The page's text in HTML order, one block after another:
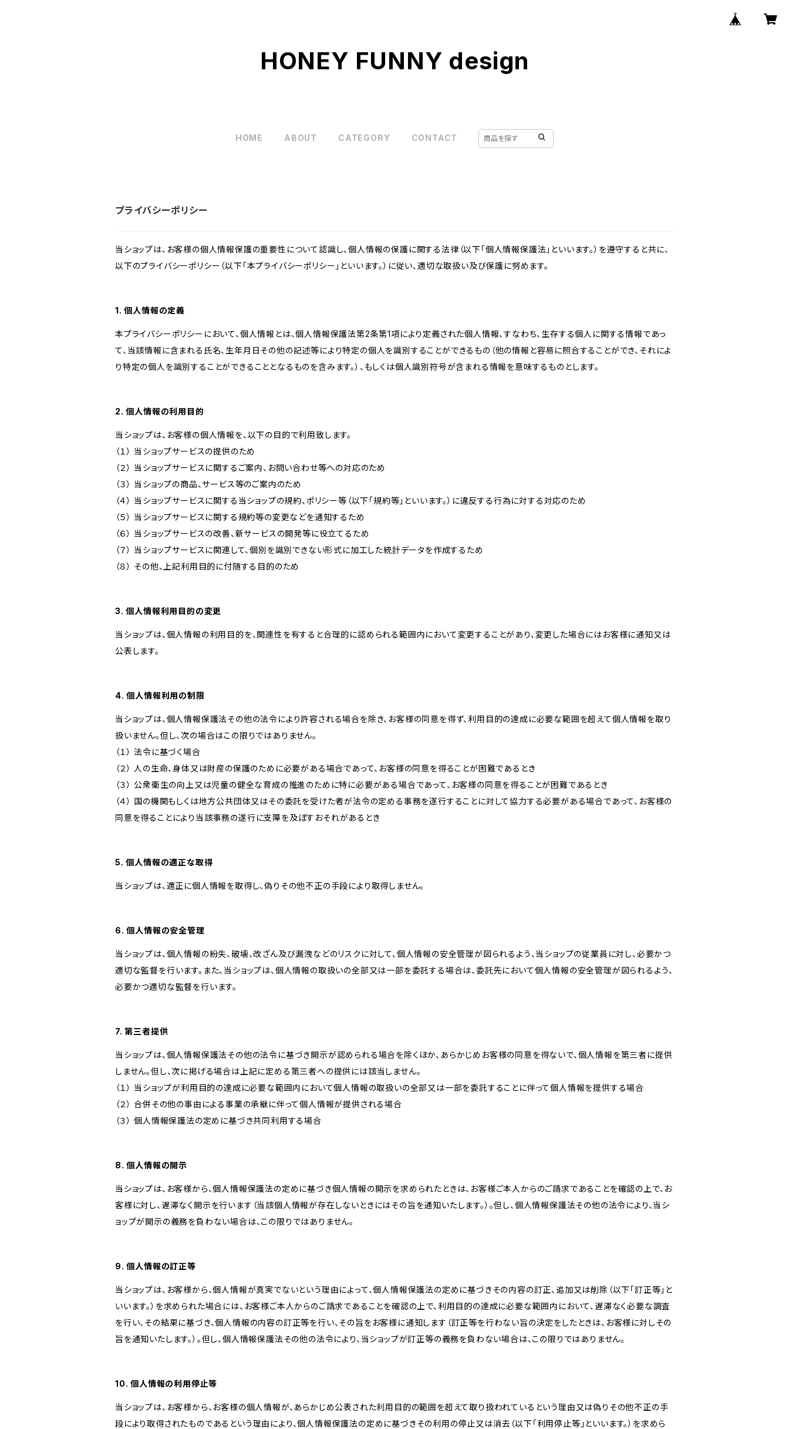
HONEY FUNNY design
HOME ABOUT CATEGORY CONTACT
プライバシーポリシー
当ショップは、お客様の個人情報保護の重要性について認識し、個人情報の保護に関する法律（以下「個人情報保護法」といいます。）を遵守すると共に、
以下のプライバシーポリシー（以下「本プライバシーポリシー」といいます。）に従い、適切な取扱い及び保護に努めます。
1. 個人情報の定義
本プライバシーポリシーにおいて、個人情報とは、個人情報保護法第2条第1項により定義された個人情報、すなわち、生存する個人に関する情報であっ
て、当該情報に含まれる氏名、生年月日その他の記述等により特定の個人を識別することができるもの（他の情報と容易に照合することができ、それによ
り特定の個人を識別することができることとなるものを含みます。）、もしくは個人識別符号が含まれる情報を意味するものとします。
2. 個人情報の利用目的
当ショップは、お客様の個人情報を、以下の目的で利用致します。
（１） 当ショップサービスの提供のため
（２） 当ショップサービスに関するご案内、お問い合わせ等への対応のため
（３） 当ショップの商品、サービス等のご案内のため
（４） 当ショップサービスに関する当ショップの規約、ポリシー等（以下「規約等」といいます。）に違反する行為に対する対応のため
（５） 当ショップサービスに関する規約等の変更などを通知するため
（６） 当ショップサービスの改善、新サービスの開発等に役立てるため
（７） 当ショップサービスに関連して、個別を識別できない形式に加工した統計データを作成するため
（８） その他、上記利用目的に付随する目的のため
3. 個人情報利用目的の変更
当ショップは、個人情報の利用目的を、関連性を有すると合理的に認められる範囲内において変更することがあり、変更した場合にはお客様に通知又は
公表します。
4. 個人情報利用の制限
当ショップは、個人情報保護法その他の法令により許容される場合を除き、お客様の同意を得ず、利用目的の達成に必要な範囲を超えて個人情報を取り
扱いません。但し、次の場合はこの限りではありません。
（１） 法令に基づく場合
（２） 人の生命、身体又は財産の保護のために必要がある場合であって、お客様の同意を得ることが困難であるとき
（３） 公衆衛生の向上又は児童の健全な育成の推進のために特に必要がある場合であって、お客様の同意を得ることが困難であるとき
（４） 国の機関もしくは地方公共団体又はその委託を受けた者が法令の定める事務を遂行することに対して協力する必要がある場合であって、お客様の
同意を得ることにより当該事務の遂行に支障を及ぼすおそれがあるとき
5. 個人情報の適正な取得
当ショップは、適正に個人情報を取得し、偽りその他不正の手段により取得しません。
6. 個人情報の安全管理
当ショップは、個人情報の紛失、破壊、改ざん及び漏洩などのリスクに対して、個人情報の安全管理が図られるよう、当ショップの従業員に対し、必要かつ
適切な監督を行います。また、当ショップは、個人情報の取扱いの全部又は一部を委託する場合は、委託先において個人情報の安全管理が図られるよう、
必要かつ適切な監督を行います。
7. 第三者提供
当ショップは、個人情報保護法その他の法令に基づき開示が認められる場合を除くほか、あらかじめお客様の同意を得ないで、個人情報を第三者に提供
しません。但し、次に掲げる場合は上記に定める第三者への提供には該当しません。
（１） 当ショップが利用目的の達成に必要な範囲内において個人情報の取扱いの全部又は一部を委託することに伴って個人情報を提供する場合
（２） 合併その他の事由による事業の承継に伴って個人情報が提供される場合
（３） 個人情報保護法の定めに基づき共同利用する場合
8. 個人情報の開示
当ショップは、お客様から、個人情報保護法の定めに基づき個人情報の開示を求められたときは、お客様ご本人からのご請求であることを確認の上で、お
客様に対し、遅滞なく開示を行います（当該個人情報が存在しないときにはその旨を通知いたします。）。但し、個人情報保護法その他の法令により、当シ
ョップが開示の義務を負わない場合は、この限りではありません。
9. 個人情報の訂正等
当ショップは、お客様から、個人情報が真実でないという理由によって、個人情報保護法の定めに基づきその内容の訂正、追加又は削除（以下「訂正等」と
いいます。）を求められた場合には、お客様ご本人からのご請求であることを確認の上で、利用目的の達成に必要な範囲内において、遅滞なく必要な調査
を行い、その結果に基づき、個人情報の内容の訂正等を行い、その旨をお客様に通知します（訂正等を行わない旨の決定をしたときは、お客様に対しその
旨を通知いたします。）。但し、個人情報保護法その他の法令により、当ショップが訂正等の義務を負わない場合は、この限りではありません。
10. 個人情報の利用停止等
当ショップは、お客様から、お客様の個人情報が、あらかじめ公表された利用目的の範囲を超えて取り扱われているという理由又は偽りその他不正の手
段により取得されたものであるという理由により、個人情報保護法の定めに基づきその利用の停止又は消去（以下「利用停止等」といいます。）を求めら